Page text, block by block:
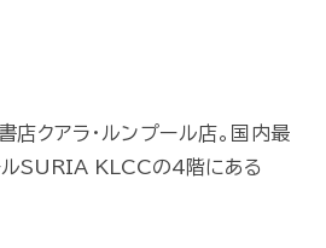
クアラ・ルンプール店。国内最
ルSURIA KLCCの4階にある